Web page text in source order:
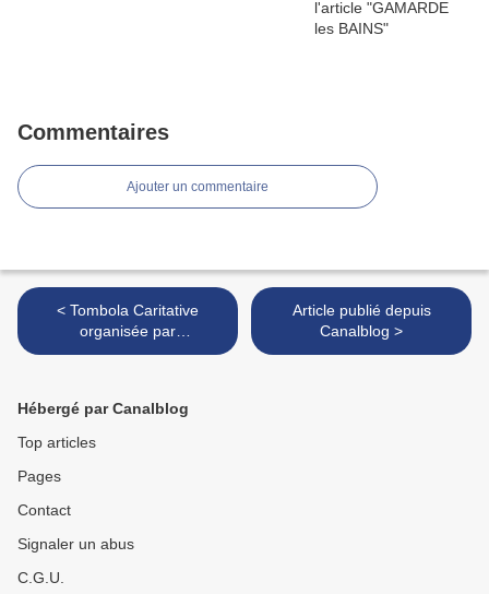
Commentaires
Ajouter un commentaire
< Tombola Caritative
organisée par
CorridaFrance 2015...
Article publié depuis
Canalblog >
Hébergé par Canalblog
Top articles
Pages
Contact
Signaler un abus
C.G.U.